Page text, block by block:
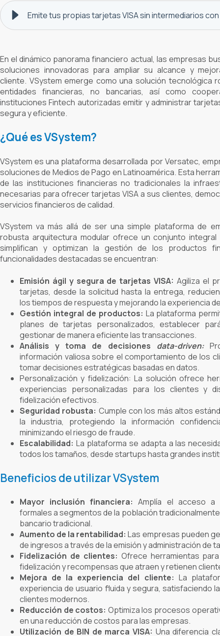
Emite tus propias tarjetas VISA sin intermediarios
En el dinámico panorama financiero actual, las empresas
soluciones innovadoras para ampliar su alcance y
cliente. VSystem emerge como una solución tecnológica
entidades financieras, no bancarias, así como
instituciones Fintech autorizadas emitir y administrar
segura y eficiente.
¿Qué es VSystem?
VSystem es una plataforma desarrollada por Versatec,
soluciones de Medios de Pago en Latinoamérica. Esta
de las instituciones financieras no tradicionales la
necesarias para ofrecer tarjetas VISA a sus clientes,
servicios financieros de calidad.
VSystem va más allá de ser una simple plataforma de
robusta arquitectura modular ofrece un conjunto
simplifican y optimizan la gestión de los productos
funcionalidades destacadas se encuentran:
Emisión ágil y segura de tarjetas VISA: Agiliza el
tarjetas, desde la solicitud hasta la entrega,
los tiempos de respuesta y mejorando la experiencia
Gestión integral de productos: La plataforma
planes de tarjetas personalizados, establecer
gestionar de manera eficiente las transacciones.
Análisis y toma de decisiones data-driven:
información valiosa sobre el comportamiento de los
tomar decisiones estratégicas basadas en datos.
Personalización y fidelización: La solución ofrece
experiencias personalizadas para los clientes y
fidelización efectivos.
Seguridad robusta: Cumple con los más altos
la industria, protegiendo la información
minimizando el riesgo de fraude.
Escalabilidad: La plataforma se adapta a las
todos los tamaños, desde startups hasta grandes
Beneficios de utilizar VSystem
Mayor inclusión financiera: Amplía el acceso a
formales a segmentos de la población
bancario tradicional.
Aumento de la rentabilidad:Las empresas pueden
de ingresos a través de la emisión y administración de
Fidelización de clientes: Ofrece herramientas
fidelización y recompensas que atraen y retienen
Mejora de la experiencia del cliente: La
experiencia de usuario fluida y segura, satisfaciendo
clientes modernos.
Reducción de costos: Optimiza los procesos
en una reducción de costos para las empresas.
Utilización de BIN de marca VISA: Una diferencia